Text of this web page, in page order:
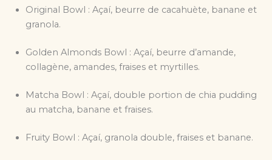
Original Bowl : Açaí, beurre de cacahuète, banane et
granola.
Golden Almonds Bowl : Açaí, beurre d’amande,
collagène, amandes, fraises et myrtilles.
Matcha Bowl : Açaí, double portion de chia pudding
au matcha, banane et fraises.
Fruity Bowl : Açaí, granola double, fraises et banane.